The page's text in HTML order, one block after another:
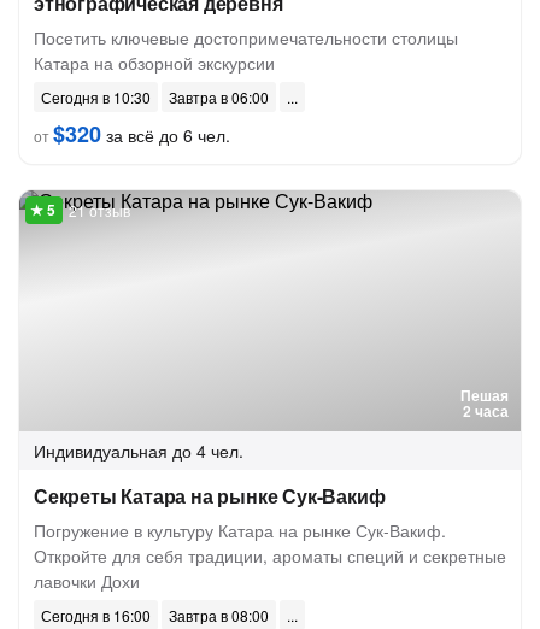
Посетить ключевые достопримечательности столицы
Катара на обзорной экскурсии
Сегодня в 10:30
Завтра в 06:00
от$320 за всё до 6 чел.
Пешая
2 часа
21 отзыв
Индивидуальная до 4 чел.
Секреты Катара на рынке Сук-Вакиф
Погружение в культуру Катара на рынке Сук-Вакиф.
Откройте для себя традиции, ароматы специй и секретные
лавочки Дохи
Сегодня в 16:00
Завтра в 08:00